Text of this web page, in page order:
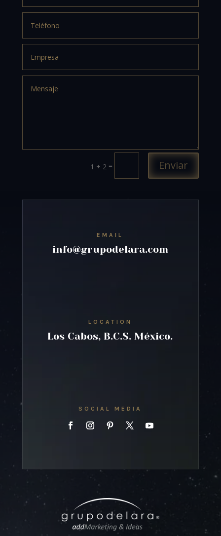
1 + 2 = Enviar
EMAIL
info@grupodelara.com
LOCATION
Los Cabos, B.C.S. México.
SOCIAL MEDIA
Twitter
Google+
Yahoo Mail
Amazon